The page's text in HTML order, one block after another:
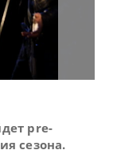
pre-
сезона.